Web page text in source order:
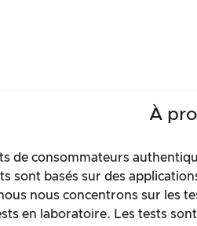
À
de consommateurs
sont basés sur des
nous concentrons sur les
en laboratoire. Les tests